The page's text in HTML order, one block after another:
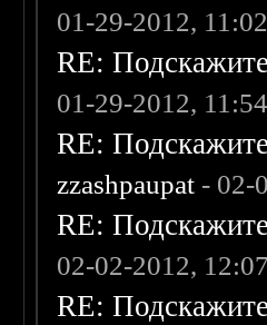
01-29-2012,
RE:
01-29-2012,
RE:
zzashpaupat - 02-
RE:
02-02-2012,
RE: